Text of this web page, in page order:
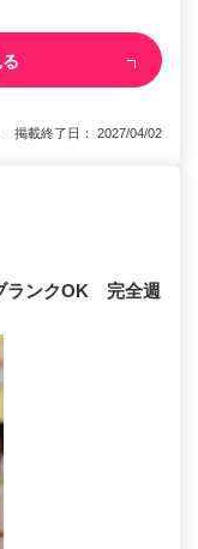
掲載終了日： 2027/04/02
ランクOK 完全週